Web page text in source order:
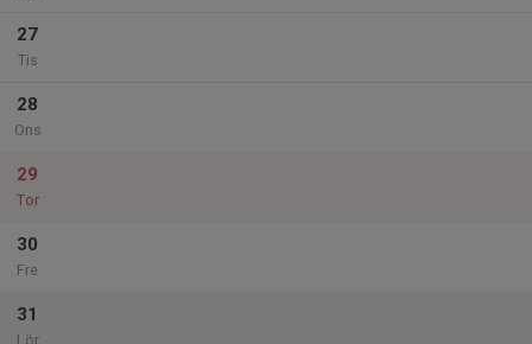
27
Tis
28
Ons
29
Tor
30
Fre
31
Lör